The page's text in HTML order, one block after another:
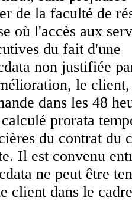
de la faculté de
où l'accès aux
du fait d'une
non justifiée
le
dans les 48
prorata
du contrat du
Il est convenu
ne peut être
client dans le